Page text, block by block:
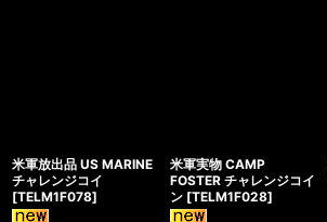
米軍放出品 US MARINE
チャレンジコイ
[TELM1F078]
米軍実物 CAMP
FOSTER チャレンジコイ
ン [TELM1F028]